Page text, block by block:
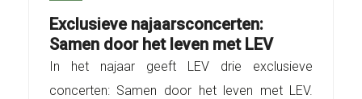
Exclusieve najaarsconcerten:
Samen door het leven met LEV
In het najaar geeft LEV drie exclusieve
concerten: Samen door het leven met LEV.